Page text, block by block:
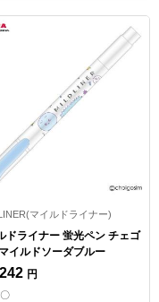
マイルドライナー)
ドライナー 蛍光ペン チェゴ
イルドソーダブルー
242 円